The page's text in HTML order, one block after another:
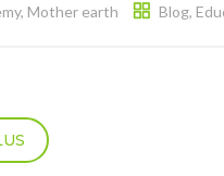
, Mother earth Blog,